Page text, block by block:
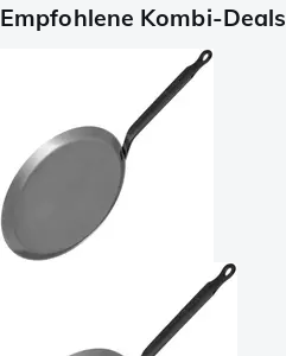
Empfohlene Kombi-Deals